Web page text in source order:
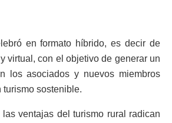
en formato híbrido, es decir de
virtual, con el objetivo de generar un
los asociados y nuevos miembros
turismo sostenible.
ventajas del turismo rural radican